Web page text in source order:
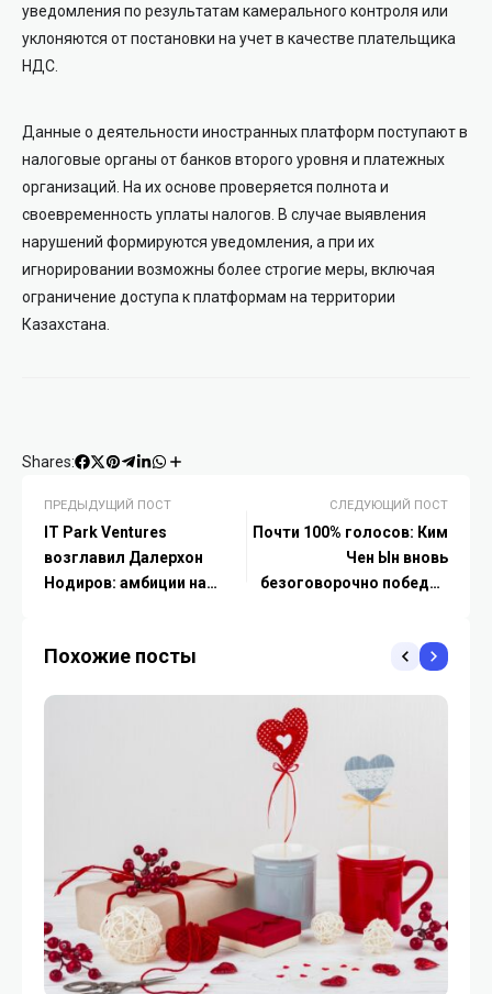
уведомления по результатам камерального контроля или
уклоняются от постановки на учет в качестве плательщика
НДС.
Данные о деятельности иностранных платформ поступают в
налоговые органы от банков второго уровня и платежных
организаций. На их основе проверяется полнота и
своевременность уплаты налогов. В случае выявления
нарушений формируются уведомления, а при их
игнорировании возможны более строгие меры, включая
ограничение доступа к платформам на территории
Казахстана.
Shares:
ПРЕДЫДУЩИЙ ПОСТ
IT Park Ventures
возглавил Далерхон
Нодиров: амбиции на
СЛЕДУЮЩИЙ ПОСТ
Почти 100% голосов: Ким
Чен Ын вновь
безоговорочно победил
Похожие посты